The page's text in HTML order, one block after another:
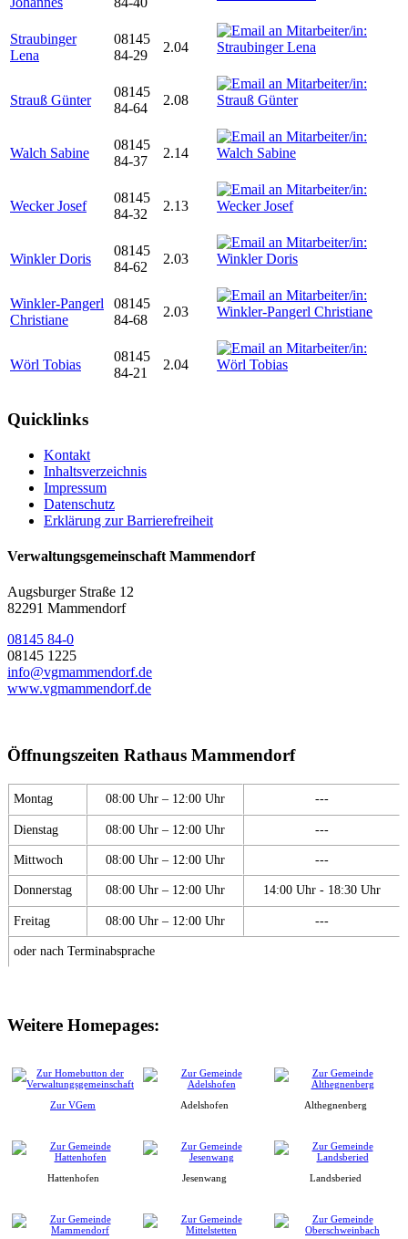
Straubinger
Lena
08145
84-29
2.04
Strauß Günter
08145
84-64
2.08
Walch Sabine
08145
84-37
2.14
Wecker Josef
08145
84-32
2.13
Winkler Doris
08145
84-62
2.03
Winkler-Pangerl
Christiane
08145
84-68
2.03
Wörl Tobias
08145
84-21
2.04
Quicklinks
Kontakt
Inhaltsverzeichnis
Impressum
Datenschutz
Erklärung zur Barrierefreiheit
Verwaltungsgemeinschaft Mammendorf
Augsburger Straße 12
82291 Mammendorf
08145 84-0
08145 1225
info@vgmammendorf.de
www.vgmammendorf.de
Öffnungszeiten Rathaus Mammendorf
Montag 08:00 Uhr – 12:00 Uhr ---
Dienstag 08:00 Uhr – 12:00 Uhr ---
Mittwoch 08:00 Uhr – 12:00 Uhr ---
Donnerstag 08:00 Uhr – 12:00 Uhr 14:00 Uhr - 18:30 Uhr
Freitag 08:00 Uhr – 12:00 Uhr ---
oder nach Terminabsprache
Weitere Homepages:
Zur VGem Adelshofen Althegnenberg
Hattenhofen Jesenwang Landsberied